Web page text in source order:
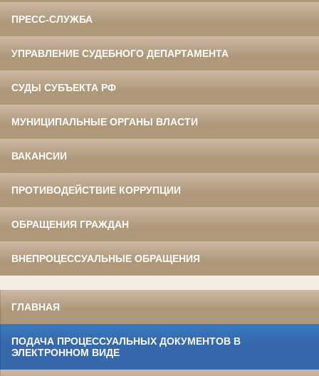
ПРЕСС-СЛУЖБА
УПРАВЛЕНИЕ СУДЕБНОГО ДЕПАРТАМЕНТА
СУДЫ СУБЪЕКТА РФ
МУНИЦИПАЛЬНЫЕ ОРГАНЫ ВЛАСТИ
ВАКАНСИИ
ПРОТИВОДЕЙСТВИЕ КОРРУПЦИИ
ОБРАЩЕНИЯ ГРАЖДАН
ВНЕПРОЦЕССУАЛЬНЫЕ ОБРАЩЕНИЯ
ГЛАВНАЯ
ПОДАЧА ПРОЦЕССУАЛЬНЫХ ДОКУМЕНТОВ В
ЭЛЕКТРОННОМ ВИДЕ